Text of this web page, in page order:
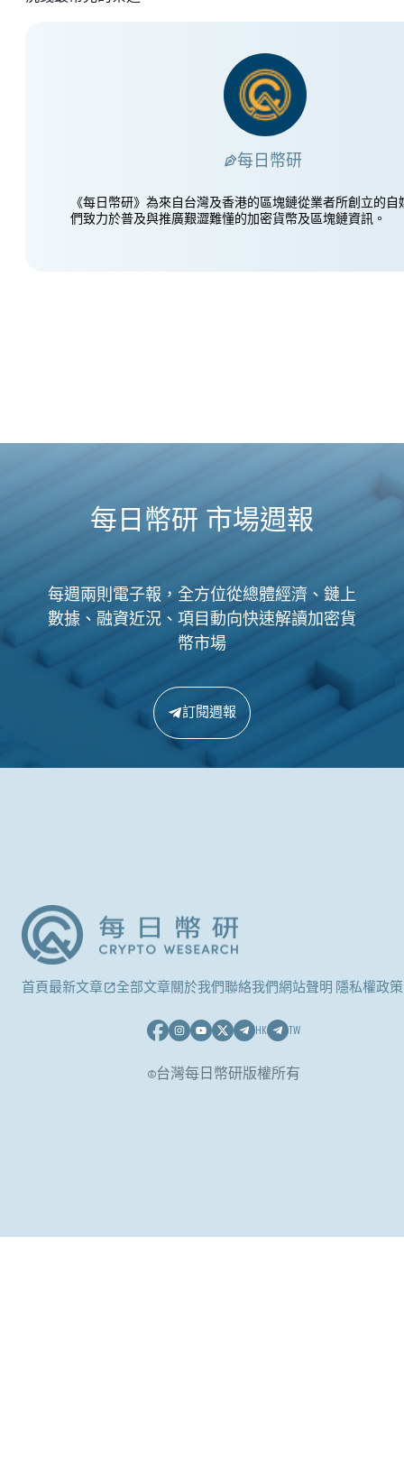
每日幣研
《每日幣研》為來自台灣及香港的區塊鏈從業者所創立的自
們致力於普及與推廣艱澀難懂的加密貨幣及區塊鏈資訊。
每日幣研 市場週報
每週兩則電子報，全方位從總體經濟、鏈上
數據、融資近況、項目動向快速解讀加密貨
幣市場
訂閱週報
首頁最新文章 全部文章關於我們聯絡我們網站聲明 隱私權政策
HK TW
©台灣每日幣研版權所有